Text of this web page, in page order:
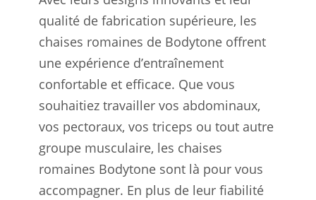
qualité de fabrication supérieure, les
chaises romaines de Bodytone offrent
une expérience d’entraînement
confortable et efficace. Que vous
souhaitiez travailler vos abdominaux,
vos pectoraux, vos triceps ou tout autre
groupe musculaire, les chaises
romaines Bodytone sont là pour vous
accompagner. En plus de leur fiabilité